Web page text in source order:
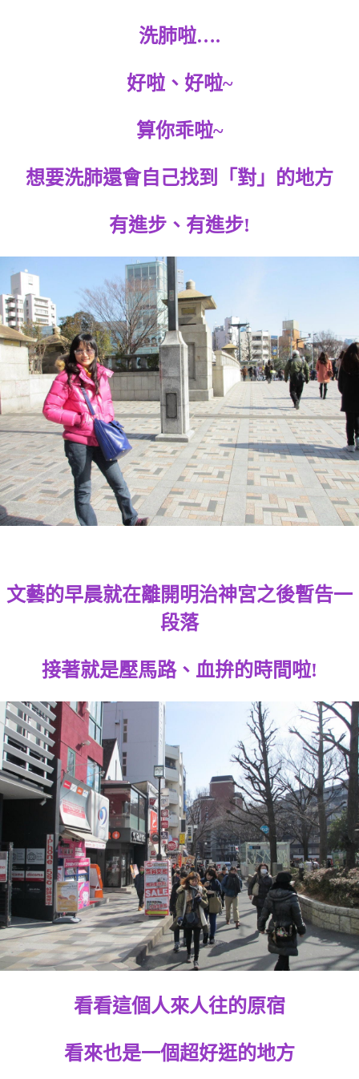
洗肺啦….
好啦、好啦~
算你乖啦~
想要洗肺還會自己找到「對」的地方
有進步、有進步!
文藝的早晨就在離開明治神宮之後暫告一
段落
接著就是壓馬路、血拚的時間啦!
看看這個人來人往的原宿
看來也是一個超好逛的地方